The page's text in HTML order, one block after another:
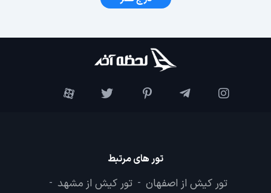
تور های مرتبط
تور کیش از اصفهان - تور کیش از مشهد -